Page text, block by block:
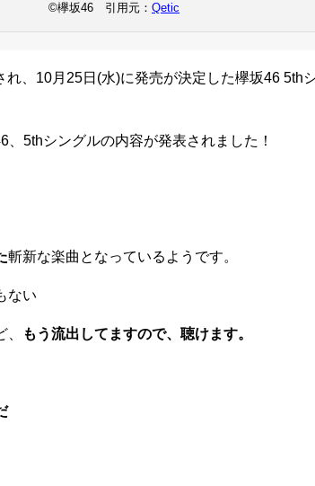
©欅坂46 引用元： Qetic
、10月25日(水)に発売が決定した欅坂46 5th
5thシングルの内容が発表されました！
斬新な楽曲となっているようです。
ない
もう流出してますので、聴けます。